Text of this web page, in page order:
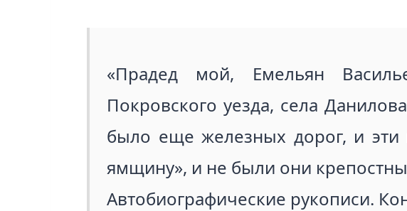
«Прадед мой, Емельян
Покровского уезда, села
было еще железных дорог, и
ямщину», и не были они
Автобиографические рукописи.